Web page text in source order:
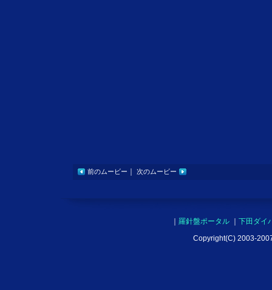
前のムービー 次のムービー
羅針盤ポータル
下田ダイ
Copyright(C) 2003-